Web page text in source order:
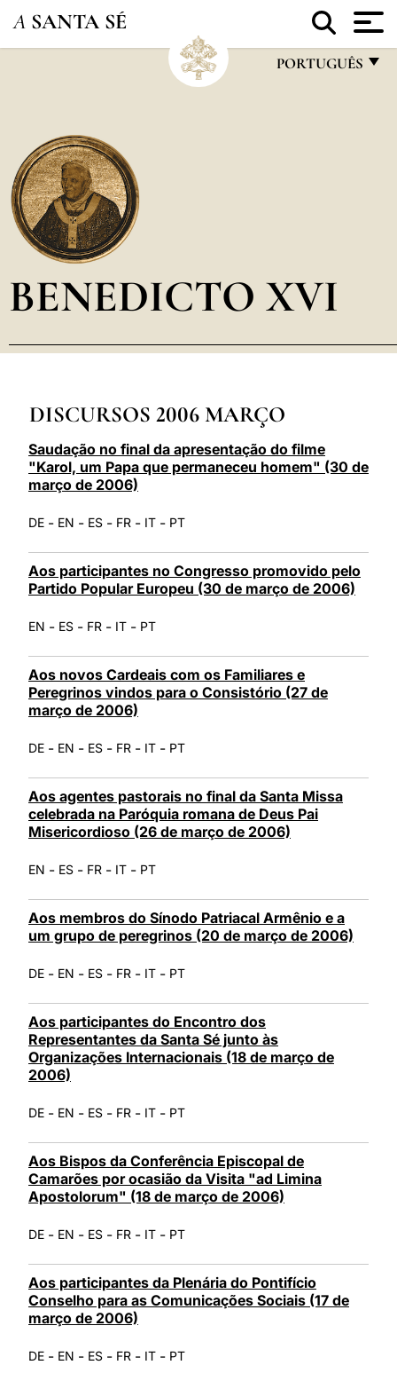
A SANTA SÉ
PORTUGUÊS
POLSKI
العربيّة
LATINE
BENEDICTO XVI
DISCURSOS 2006 MARÇO
Saudação no final da apresentação do filme
"Karol, um Papa que permaneceu homem" (30 de
março de 2006)
DE - EN - ES - FR - IT - PT
Aos participantes no Congresso promovido pelo
Partido Popular Europeu (30 de março de 2006)
EN - ES - FR - IT - PT
Aos novos Cardeais com os Familiares e
Peregrinos vindos para o Consistório (27 de
março de 2006)
DE - EN - ES - FR - IT - PT
Aos agentes pastorais no final da Santa Missa
celebrada na Paróquia romana de Deus Pai
Misericordioso (26 de março de 2006)
EN - ES - FR - IT - PT
Aos membros do Sínodo Patriacal Armênio e a
um grupo de peregrinos (20 de março de 2006)
DE - EN - ES - FR - IT - PT
Aos participantes do Encontro dos
Representantes da Santa Sé junto às
Organizações Internacionais (18 de março de
2006)
DE - EN - ES - FR - IT - PT
Aos Bispos da Conferência Episcopal de
Camarões por ocasião da Visita "ad Limina
Apostolorum" (18 de março de 2006)
DE - EN - ES - FR - IT - PT
Aos participantes da Plenária do Pontifício
Conselho para as Comunicações Sociais (17 de
março de 2006)
DE - EN - ES - FR - IT - PT